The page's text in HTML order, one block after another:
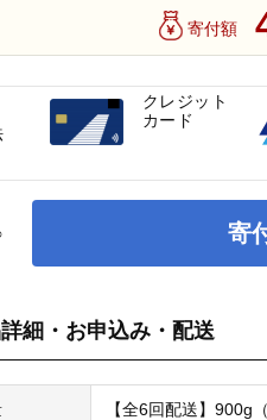
寄付額
寄
細・お申込み・配送
【全6回配送】900g
クレジット
カード